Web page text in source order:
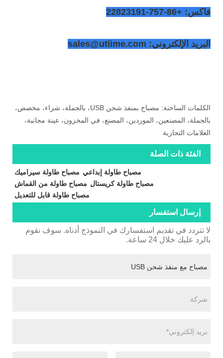
فاكس: +86-757-22823191
البريد الإلكتروني: sales@utiime.com
الكلمات الساخنة: مصباح بمنفذ شحن USB، بالجملة، شراء، مخصص،
بالجملة، المصنعين، الموردين، المصنع، في المخزون، عينة مجانية،
العلامات التجارية
الفئة ذات الصلة
مصباح طاولة سيراميك مصباح طاولة إبداعي
مصباح طاولة من القماش مصباح طاولة كريستال
مصباح طاولة قابل للتعديل
إرسال استفسار
لا تتردد في تقديم استفسارك في النموذج أدناه. سوف نقوم
بالرد عليك خلال 24 ساعة.